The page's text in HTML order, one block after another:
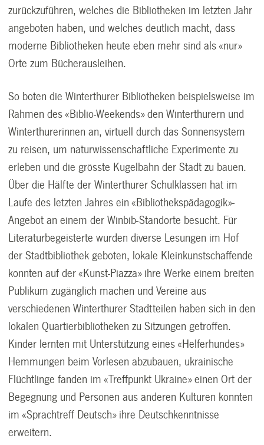
zurückzuführen, welches die Bibliotheken im letzten Jahr
angeboten haben, und welches deutlich macht, dass
moderne Bibliotheken heute eben mehr sind als «nur»
Orte zum Bücherausleihen.
So boten die Winterthurer Bibliotheken beispielsweise im
Rahmen des «Biblio-Weekends» den Winterthurern und
Winterthurerinnen an, virtuell durch das Sonnensystem
zu reisen, um naturwissenschaftliche Experimente zu
erleben und die grösste Kugelbahn der Stadt zu bauen.
Über die Hälfte der Winterthurer Schulklassen hat im
Laufe des letzten Jahres ein «Bibliothekspädagogik»-
Angebot an einem der Winbib-Standorte besucht. Für
Literaturbegeisterte wurden diverse Lesungen im Hof
der Stadtbibliothek geboten, lokale Kleinkunstschaffende
konnten auf der «Kunst-Piazza» ihre Werke einem breiten
Publikum zugänglich machen und Vereine aus
verschiedenen Winterthurer Stadtteilen haben sich in den
lokalen Quartierbibliotheken zu Sitzungen getroffen.
Kinder lernten mit Unterstützung eines «Helferhundes»
Hemmungen beim Vorlesen abzubauen, ukrainische
Flüchtlinge fanden im «Treffpunkt Ukraine» einen Ort der
Begegnung und Personen aus anderen Kulturen konnten
im «Sprachtreff Deutsch» ihre Deutschkenntnisse
erweitern.